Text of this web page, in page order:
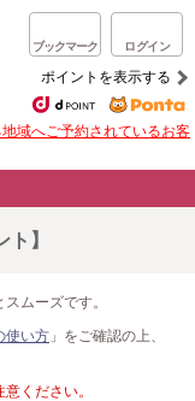
ブックマーク ログイン
ポイントを表示する
域へご予約されているお客
】
ムーズです。
使い方 」をご確認の上、
ください。